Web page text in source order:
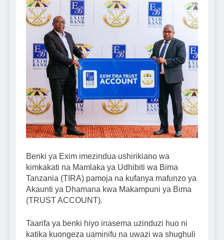
Benki ya Exim imezindua ushirikiano wa
kimkakati na Mamlaka ya Udhibiti wa Bima
Tanzania (TIRA) pamoja na kufanya mafunzo ya
Akaunti ya Dhamana kwa Makampuni ya Bima
(TRUST ACCOUNT).
Taarifa ya benki hiyo inasema uzinduzi huo ni
katika kuongeza uaminifu na uwazi wa shughuli